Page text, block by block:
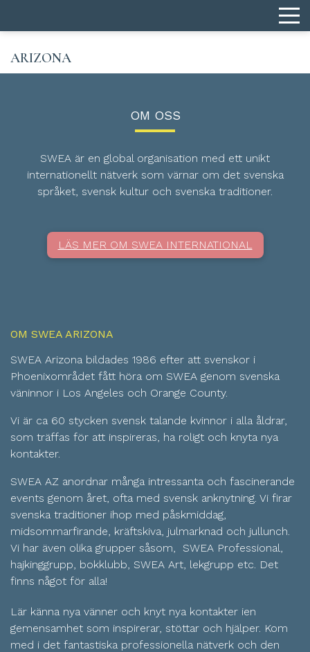
ARIZONA
OM OSS
SWEA är en global organisation med ett unikt
internationellt nätverk som värnar om det svenska
språket, svensk kultur och svenska traditioner.
LÄS MER OM SWEA INTERNATIONAL
OM SWEA ARIZONA
SWEA Arizona bildades 1986 efter att svenskor i
Phoenixområdet fått höra om SWEA genom svenska
väninnor i Los Angeles och Orange County.
Vi är ca 60 stycken svensk talande kvinnor i alla åldrar,
som träffas för att inspireras, ha roligt och knyta nya
kontakter.
SWEA AZ anordnar många intressanta och fascinerande
events genom året, ofta med svensk anknytning. Vi firar
svenska traditioner ihop med påskmiddag,
midsommarfirande, kräftskiva, julmarknad och jullunch.
Vi har även olika grupper såsom, SWEA Professional,
hajkinggrupp, bokklubb, SWEA Art, lekgrupp etc. Det
finns något för alla!
Lär känna nya vänner och knyt nya kontakter ien
gemensamhet som inspirerar, stöttar och hjälper. Kom
med i det fantastiska professionella nätverk och den